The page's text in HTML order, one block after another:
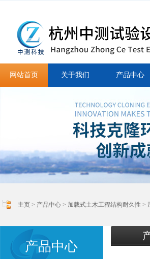
网站首页 关于我们 产品中心
主页 > 产品中心 > 加载式土木工程结构耐久性 >
产品中心